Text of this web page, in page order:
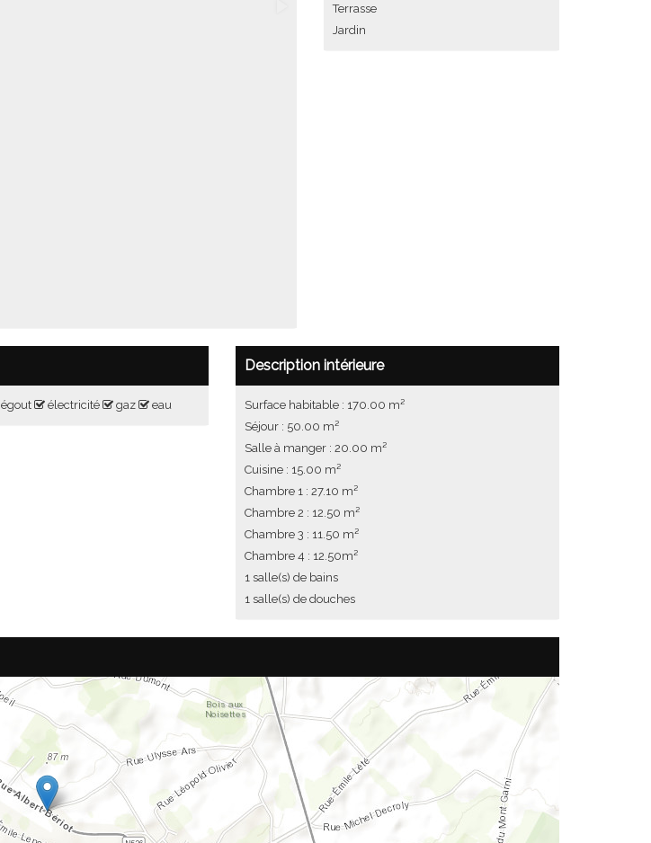
Terrasse
Jardin
égout électricité gaz eau
Description intérieure
Surface habitable : 170.00 m²
Séjour : 50.00 m²
Salle à manger : 20.00 m²
Cuisine : 15.00 m²
Chambre 1 : 27.10 m²
Chambre 2 : 12.50 m²
Chambre 3 : 11.50 m²
Chambre 4 : 12.50m²
1 salle(s) de bains
1 salle(s) de douches